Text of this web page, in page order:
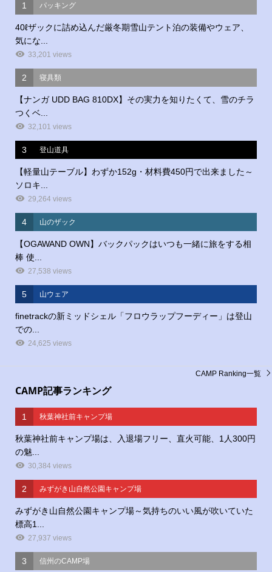
1 パッキング
40ℓザックに詰め込んだ厳冬期雪山テント泊の装備やウェア、
気にな...
33,201 views
2 寝具類
【ナンガ UDD BAG 810DX】その実力を知りたくて、雪のチラ
つくベ...
32,101 views
3 登山道具
【軽量山テーブル】わずか152g・材料費450円で出来ました～
ソロキ...
29,264 views
4 山のザック
【OGAWAND OWN】バックパックはいつも一緒に旅をする相
棒 使...
27,538 views
5 山ウェア
finetrackの新ミッドシェル「フロウラップフーディー」は登山
での...
24,625 views
CAMP記事ランキング
1 秋葉神社前キャンプ場
秋葉神社前キャンプ場は、入退場フリー、直火可能、1人300円
の魅...
30,384 views
2 みずがき山自然公園キャンプ場
みずがき山自然公園キャンプ場～気持ちのいい風が吹いていた
標高1...
27,937 views
3 信州のCAMP場
CAMP Ranking一覧